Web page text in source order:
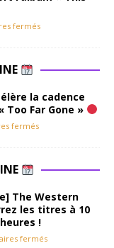
fermés
la cadence
Too Far Gone »
fermés
The Western
les titres à 10
!
fermés